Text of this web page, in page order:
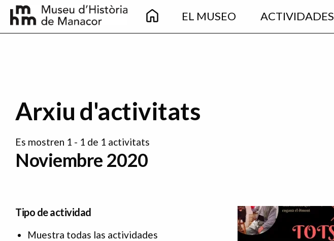
Pasar al contenido principal
Main
navigation
EL MUSEO ACTIVIDADES
Arxiu d'activitats
Es mostren 1 - 1 de 1 activitats
Noviembre 2020
Tipo de actividad
Muestra todas las actividades